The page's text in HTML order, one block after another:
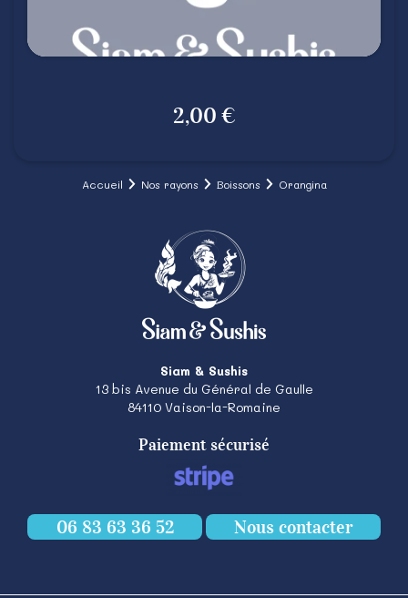
2,00 €
Accueil Nos rayons Boissons Orangina
Siam & Sushis
13 bis Avenue du Général de Gaulle
84110 Vaison-la-Romaine
Paiement sécurisé
06 83 63 36 52 Nous contacter